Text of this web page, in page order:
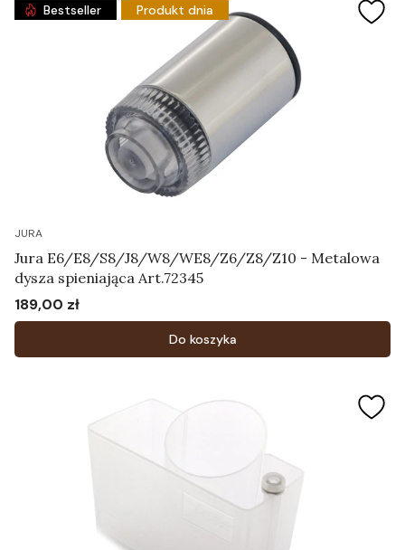
Bestseller Produkt dnia
JURA
Jura E6/E8/S8/J8/W8/WE8/Z6/Z8/Z10 - Metalowa
dysza spieniająca Art.72345
Cena
189,00 zł
Do koszyka